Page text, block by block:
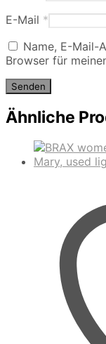
E-Mail *
Name, E-Mail-
Browser für
Ähnliche